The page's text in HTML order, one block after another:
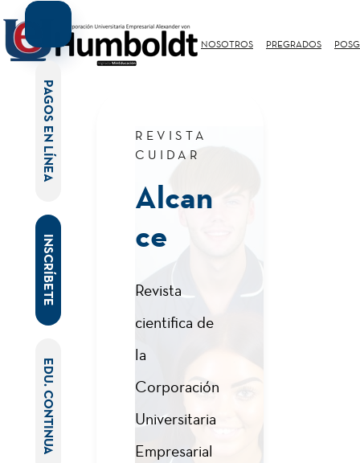
NOSOTROS PREGRADOS
REVISTA
CUIDAR
Alcan
ce
Revista
cientifica de
la
Corporación
Universitaria
Empresarial
PAGOS EN LÍNEA
INSCRÍBETE
EDU. CONTINUA